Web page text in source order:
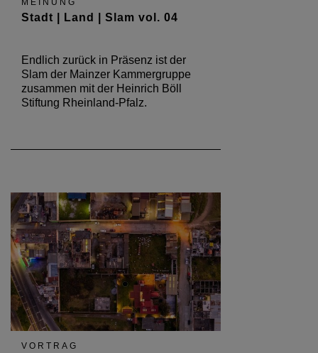
Stadt | Land | Slam vol. 04
Endlich zurück in Präsenz ist der
Slam der Mainzer Kammergruppe
zusammen mit der Heinrich Böll
Stiftung Rheinland-Pfalz.
VORTRAG